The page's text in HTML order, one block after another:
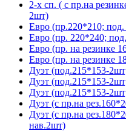
2-х сп. ( с пр.на
2шт)
Евро (пр.220*210;
Евро (пр. 220*240;
Евро (пр. на резинке
Евро (пр. на резинке
Дуэт (под.215*153-
Дуэт (под.215*153-
Дуэт (под.215*153-
Дуэт (с пр.на
Дуэт (с пр.на
нав.2шт)